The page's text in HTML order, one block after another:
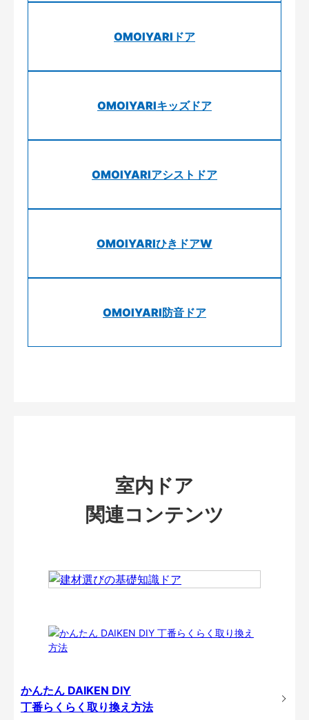
OMOIYARIドア
OMOIYARIキッズドア
OMOIYARIアシストドア
OMOIYARIひきドアW
OMOIYARI防音ドア
室内ドア
関連コンテンツ
かんたん DAIKEN DIY
丁番らくらく取り換え方法